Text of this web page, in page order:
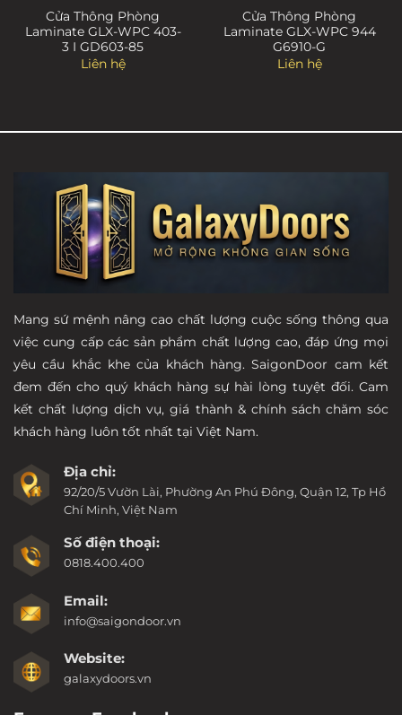
Cửa Thông Phòng
Laminate GLX-WPC 403-
3 I GD603-85
Liên hệ
Cửa Thông Phòng
Laminate GLX-WPC 944
G6910-G
Liên hệ
Mang sứ mệnh nâng cao chất lượng cuộc sống thông qua
việc cung cấp các sản phẩm chất lượng cao, đáp ứng mọi
yêu cầu khắc khe của khách hàng. SaigonDoor cam kết
đem đến cho quý khách hàng sự hài lòng tuyệt đối. Cam
kết chất lượng dịch vụ, giá thành & chính sách chăm sóc
khách hàng luôn tốt nhất tại Việt Nam.
Địa chỉ:
92/20/5 Vườn Lài, Phường An Phú Đông, Quận 12, Tp Hồ
Chí Minh, Việt Nam
Số điện thoại:
0818.400.400
Email:
info@saigondoor.vn
Website:
galaxydoors.vn